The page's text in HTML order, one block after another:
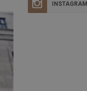
INSTAGRAM